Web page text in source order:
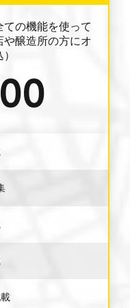
の機能を使って
醸造所の方にオ